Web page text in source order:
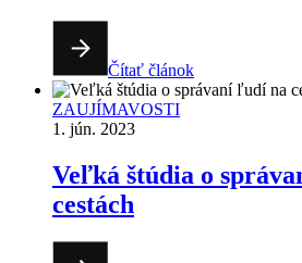
Čítať článok
ZAUJÍMAVOSTI
1. jún. 2023
Veľká štúdia o
cestách